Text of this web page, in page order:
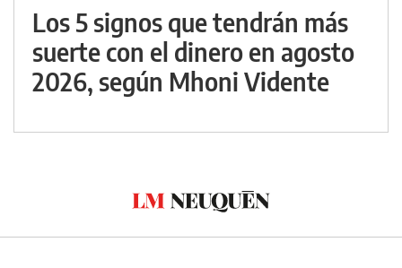
Los 5 signos que tendrán más
suerte con el dinero en agosto
2026, según Mhoni Vidente